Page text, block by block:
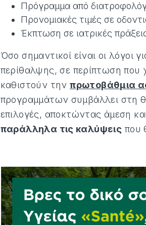
Πρόγραμμα από
Προνομιακές τιμές σε
Έκπτωση σε ιατρικές
Όσο σημαντικοί είναι οι λόγοι
περίθαλψης, σε περίπτωση που
καθιστούν τηνπρωτοβάθμια
προγραμμάτων συμβάλλει στη
επιλογές, αποκτώντας άμεση
παράλληλα τις καλύψεις που